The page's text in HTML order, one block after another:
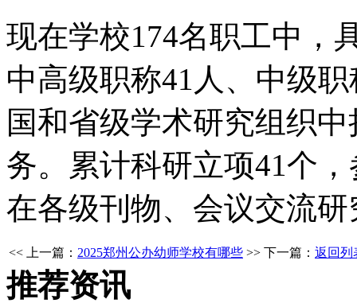
现在学校174名职工中，
中高级职称41人、中级
国和省级学术研究组织
务。累计科研立项41个
在各级刊物、会议交流
<< 上一篇： 2025郑州公办幼师学校有哪些 >> 下一篇： 返回列
推荐资讯